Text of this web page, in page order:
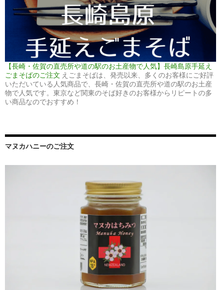
【長崎・佐賀の直売所や道の駅のお土産物で人気】長崎島原手延え
ごまそばのご注文 えごまそばは、発売以来、多くのお客様にご好評
いただいている人気商品で、長崎・佐賀の直売所や道の駅のお土産
物で人気です。東京など関東のそば好きのお客様からリピートの多
い商品なのでおすすめ！
マヌカハニーのご注文